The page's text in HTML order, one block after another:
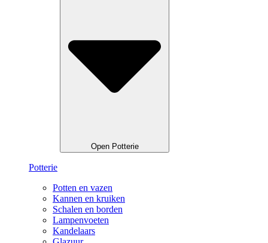
Open Potterie
Potterie
Potten en vazen
Kannen en kruiken
Schalen en borden
Lampenvoeten
Kandelaars